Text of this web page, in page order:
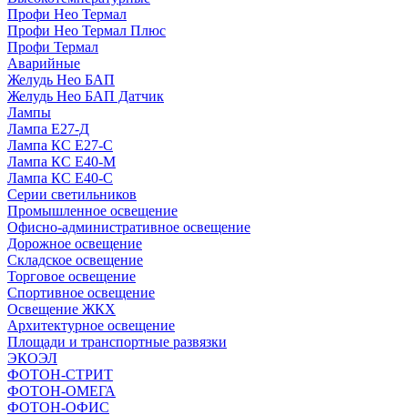
Профи Нео Термал
Профи Нео Термал Плюс
Профи Термал
Аварийные
Желудь Нео БАП
Желудь Нео БАП Датчик
Лампы
Лампа Е27-Д
Лампа КС Е27-С
Лампа КС Е40-М
Лампа КС Е40-С
Серии светильников
Промышленное освещение
Офисно-административное освещение
Дорожное освещение
Складское освещение
Торговое освещение
Спортивное освещение
Освещение ЖКХ
Архитектурное освещение
Площади и транспортные развязки
ЭКОЭЛ
ФОТОН-СТРИТ
ФОТОН-ОМЕГА
ФОТОН-ОФИС